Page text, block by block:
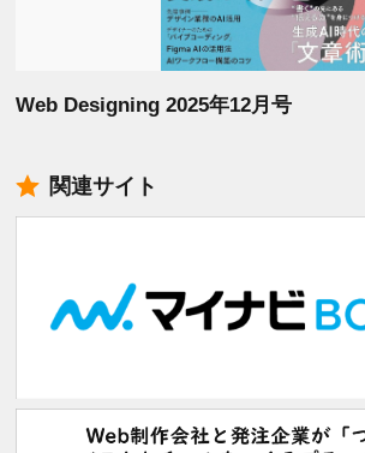
Web Designing 2025年12月号
関連サイト